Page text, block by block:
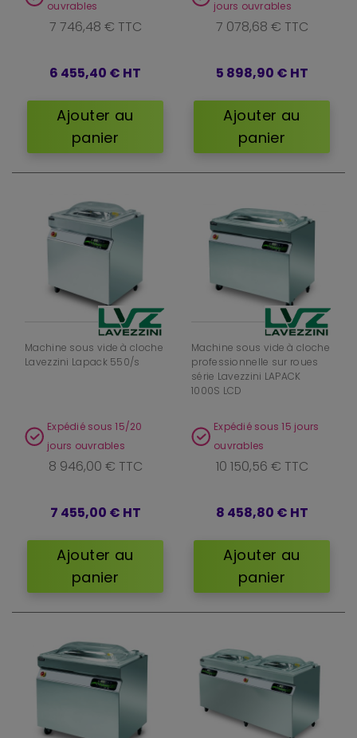
ouvrables
7 746,48 € TTC
6 455,40 € HT
Ajouter au
panier
jours ouvrables
7 078,68 € TTC
5 898,90 € HT
Ajouter au
panier
Machine sous vide à cloche
Lavezzini Lapack 550/s
Expédié sous 15/20
jours ouvrables
8 946,00 € TTC
7 455,00 € HT
Ajouter au
panier
Machine sous vide à cloche
professionnelle sur roues
série Lavezzini LAPACK
1000S LCD
Expédié sous 15 jours
ouvrables
10 150,56 € TTC
8 458,80 € HT
Ajouter au
panier